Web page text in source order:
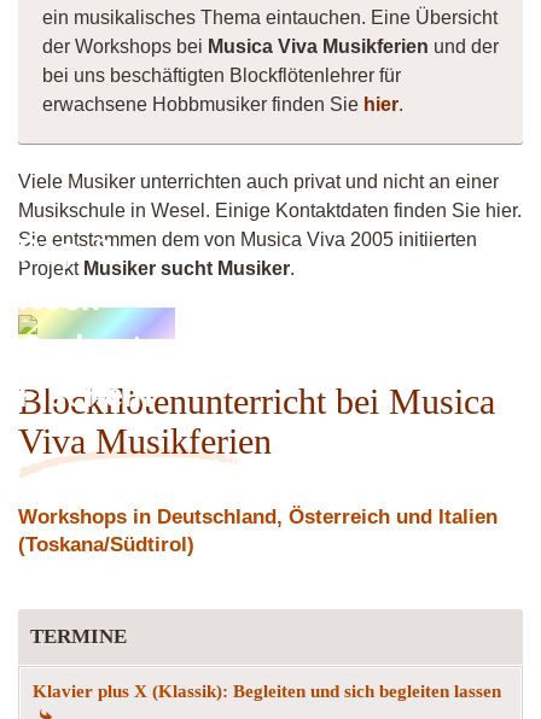
ein musikalisches Thema eintauchen. Eine Übersicht
der Workshops bei Musica Viva Musikferien und der
bei uns beschäftigten Blockflötenlehrer für
erwachsene Hobbmusiker finden Sie hier.
Viele Musiker unterrichten auch privat und nicht an einer
Musikschule in Wesel. Einige Kontaktdaten finden Sie hier.
Sie entstammen dem von Musica Viva 2005 initiierten
Projekt Musiker sucht Musiker.
Pop &
Rock
Orchester
Fischeln
Blockflötenunterricht bei Musica
Viva Musikferien
Workshops in Deutschland, Österreich und Italien
(Toskana/Südtirol)
TERMINE
Klavier plus X (Klassik): Begleiten und sich begleiten lassen